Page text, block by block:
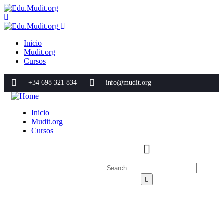
Inicio
Mudit.org
Cursos
+34 698 321 834 info@mudit.org
Inicio
Mudit.org
Cursos